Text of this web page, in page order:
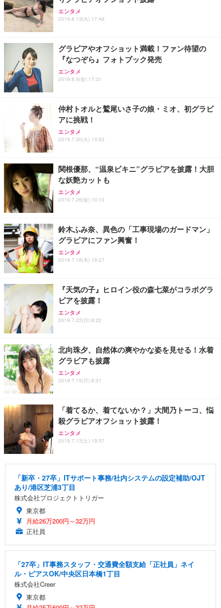
エンタメ
2019.8.13(火) 17:48
グラビアやオフショット満載！ファン待望の
『なつぞら』フォトブック発売
エンタメ
2019.8.9(金) 17:31
仲村トオルと鷲尾いさ子の娘・ミオ、初グラビ
アに挑戦！
エンタメ
2019.7.30(火) 13:52
関根優那、“温泉ビキニ”グラビアを披露！大胆
な妖艶カットも
エンタメ
2019.7.26(金) 10:10
鈴木ふみ奈、異色の「工事現場のガードマン」
グラビアにファン興奮！
エンタメ
2019.7.18(木) 19:27
『天気の子』ヒロイン役の森七菜がコラボグラ
ビアを披露！
エンタメ
2019.7.22(月) 8:22
北向珠夕、自然体の爽やかな姿を見せる！水着
グラビアも披露
エンタメ
2019.7.15(月) 8:31
「着てるか、着てないか？」大間乃トーコ、悩
殺グラビアオフショット披露！
エンタメ
2019.7.13(土) 19:07
「新卒・27卒」ITサポート事務/社内システムの設定補助/OJT
あり/港区芝浦3丁目
株式会社プロジェクトトリガー
東京都
月給26万200円～32万円
正社員
「27卒」IT事務スタッフ・交通費全額支給「正社員」ネイ
ル・ピアスOK/中央区日本橋1丁目
株式会社Creer
東京都